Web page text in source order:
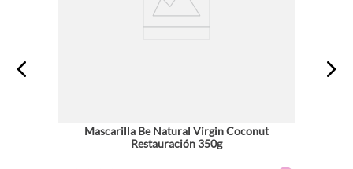
Mascarilla Be Natural Virgin Coconut
Restauración 350g